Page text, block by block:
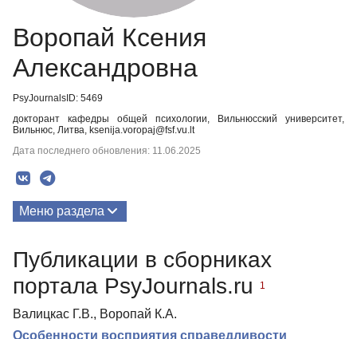
Воропай Ксения
Александровна
PsyJournalsID: 5469
докторант кафедры общей психологии, Вильнюсский университет,
Вильнюс, Литва, ksenija.voropaj@fsf.vu.lt
Дата последнего обновления: 11.06.2025
Меню раздела
Публикации в сборниках
портала PsyJournals.ru
1
Валицкас Г.В., Воропай К.А.
Особенности восприятия справедливости